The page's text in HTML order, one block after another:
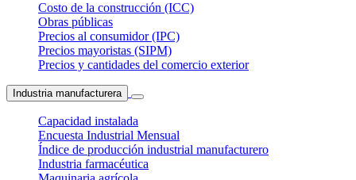
Costo de la construcción (ICC)
Obras públicas
Precios al consumidor (IPC)
Precios mayoristas (SIPM)
Precios y cantidades del comercio exterior
Industria manufacturera
Capacidad instalada
Encuesta Industrial Mensual
Índice de producción industrial manufacturero
Industria farmacéutica